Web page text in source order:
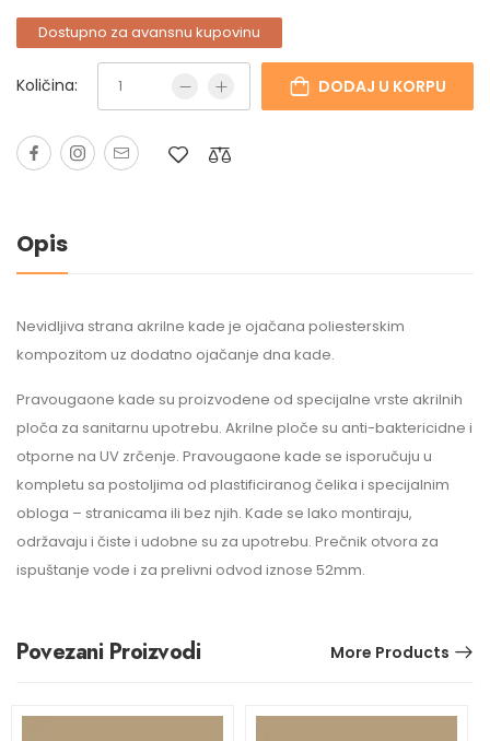
Dostupno za avansnu kupovinu
Količina: DODAJ U KORPU
Opis
Nevidljiva strana akrilne kade je ojačana poliesterskim
kompozitom uz dodatno ojačanje dna kade.
Pravougaone kade su proizvodene od specijalne vrste akrilnih
ploča za sanitarnu upotrebu. Akrilne ploče su anti-baktericidne i
otporne na UV zrčenje. Pravougaone kade se isporučuju u
kompletu sa postoljima od plastificiranog čelika i specijalnim
obloga – stranicama ili bez njih. Kade se lako montiraju,
održavaju i čiste i udobne su za upotrebu. Prečnik otvora za
ispuštanje vode i za prelivni odvod iznose 52mm.
Povezani Proizvodi More Products